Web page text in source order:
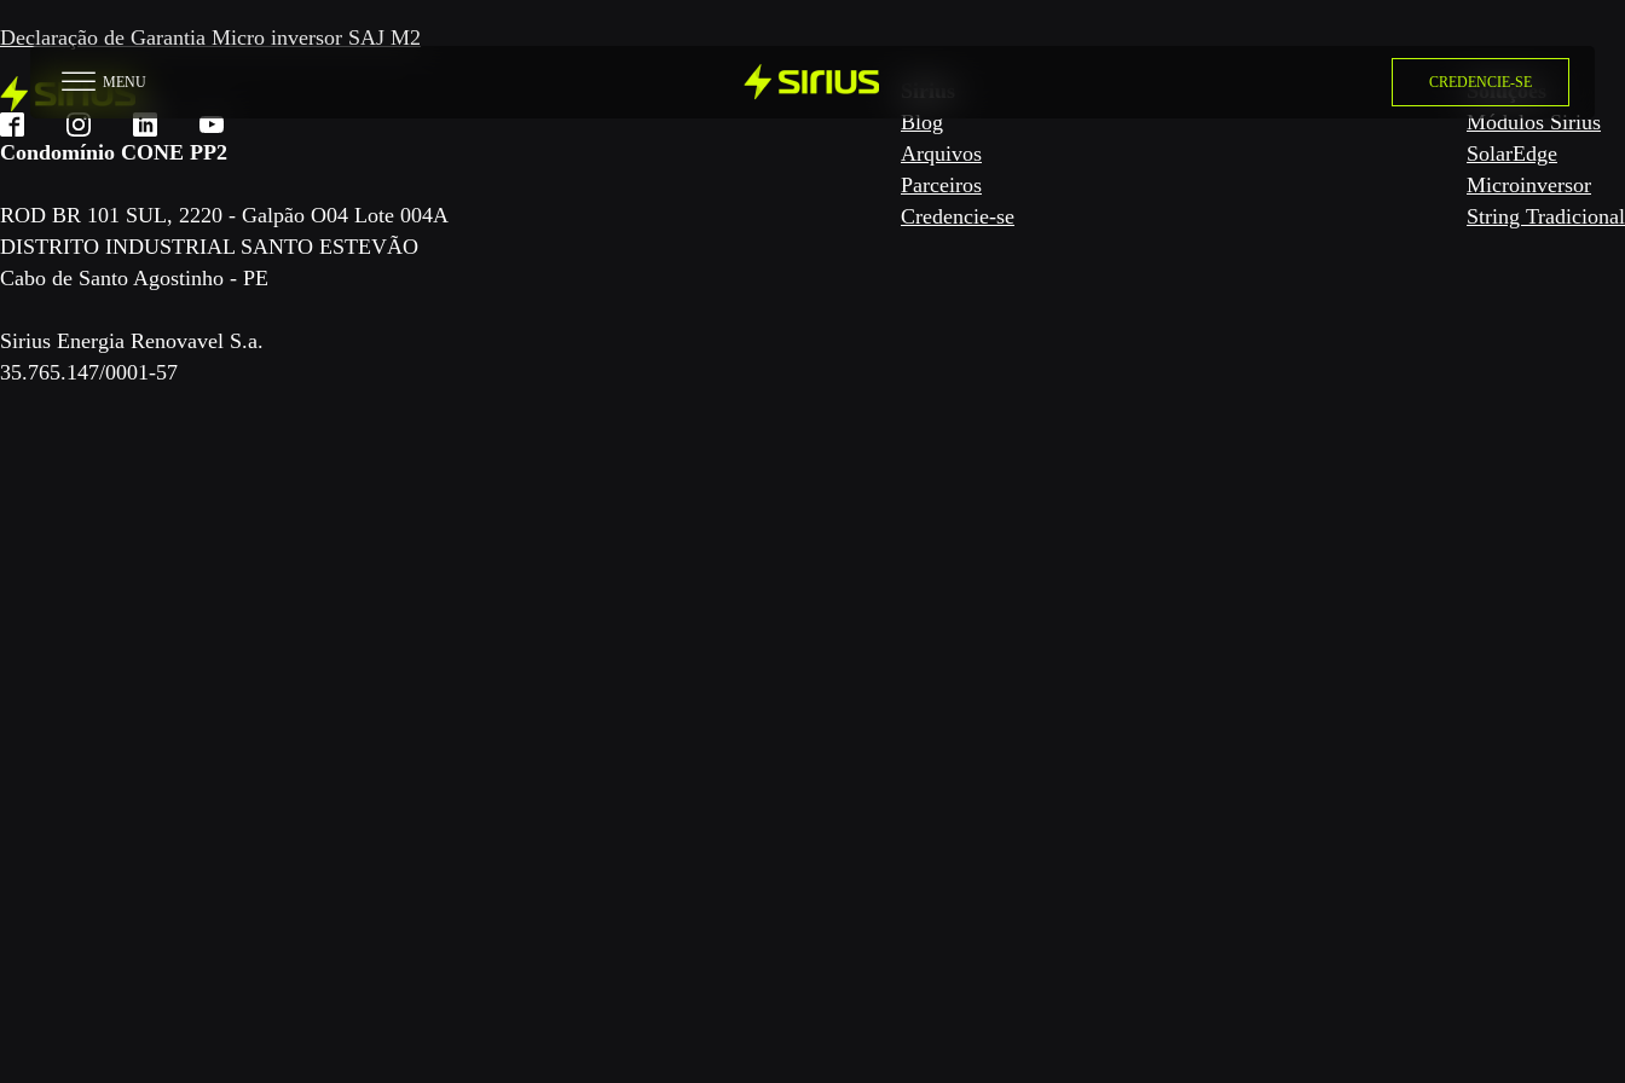
MENU CREDENCIE-SE
Declaração de Garantia Micro inversor SAJ M2
Condomínio CONE PP2
ROD BR 101 SUL, 2220 - Galpão O04 Lote 004A
DISTRITO INDUSTRIAL SANTO ESTEVÃO
Cabo de Santo Agostinho - PE
Sirius Energia Renovavel S.a.
35.765.147/0001-57
Blog
Arquivos
Parceiros
Credencie-se
Soluções
Módulos Sirius
SolarEdge
Microinversor
String Tradicional